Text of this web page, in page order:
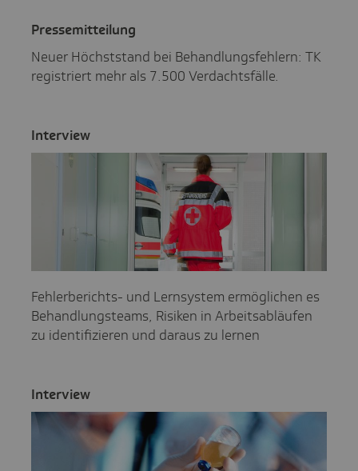
Pres­se­mit­tei­lung
Neuer Höchststand bei Behandlungsfehlern: TK
registriert mehr als 7.500 Verdachtsfälle.
Inter­view
Fehlerberichts- und Lernsystem ermöglichen es
Behandlungsteams, Risiken in Arbeitsabläufen
zu identifizieren und daraus zu lernen
Inter­view